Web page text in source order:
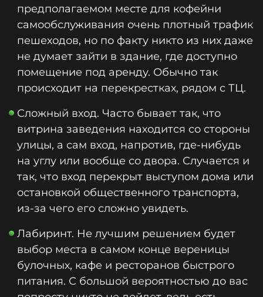
предполагаемом месте для кофейни
самообслуживания очень плотный трафик
пешеходов, но по факту никто из них даже
не думает зайти в здание, где доступно
помещение под аренду. Обычно так
происходит на перекрестках, рядом с ТЦ.
Сложный вход. Часто бывает так, что
витрина заведения находится со стороны
улицы, а сам вход, напротив, где-нибудь
на углу или вообще со двора. Случается и
так, что вход перекрыт выступом дома или
остановкой общественного транспорта,
из-за чего его сложно увидеть.
Лабиринт. Не лучшим решением будет
выбор места в самом конце вереницы
булочных, кафе и ресторанов быстрого
питания. С большой вероятностью до вас